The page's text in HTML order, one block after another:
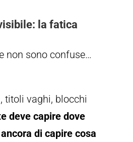
la fatica
non sono confuse…
titoli vaghi, blocchi
deve capire dove
di capire cosa